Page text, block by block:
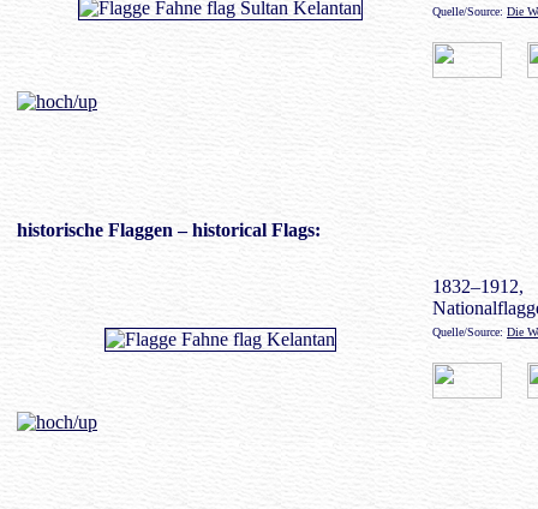
Quelle/Source: Die
historische Flaggen – historical Flags:
1832–1912,
Quelle/Source:Die